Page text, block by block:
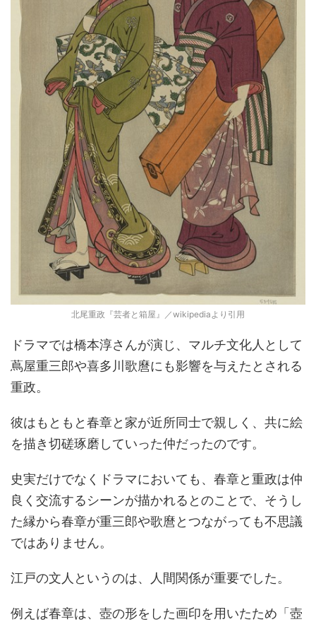
北尾重政『芸者と箱屋』／wikipediaより引用
ドラマでは橋本淳さんが演じ、マルチ文化人として
蔦屋重三郎や喜多川歌麿にも影響を与えたとされる
重政。
彼はもともと春章と家が近所同士で親しく、共に絵
を描き切磋琢磨していった仲だったのです。
史実だけでなくドラマにおいても、春章と重政は仲
良く交流するシーンが描かれるとのことで、そうし
た縁から春章が重三郎や歌麿とつながっても不思議
ではありません。
江戸の文人というのは、人間関係が重要でした。
例えば春章は、壺の形をした画印を用いたため「壺